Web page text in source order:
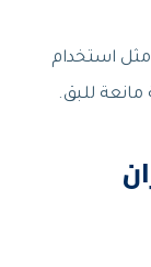
مثل استخدام
للبق.